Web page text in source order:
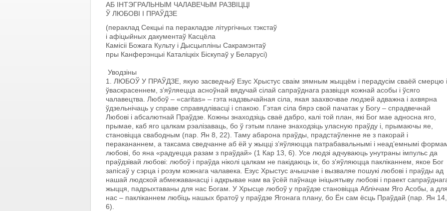
АБ ІНТЭГРАЛЬНЫМ ЧАЛАВЕЧЫМ РАЗВІЦЦІ
Ў ЛЮБОВІ І ПРАЎДЗЕ
(пераклад Секцыі па перакладзе літургічных тэкстаў
і афіцыйных дакументаў Касцёла
Камісіі Божага Культу і Дысцыпліны Сакрамэнтаў
пры Канферэнцыі Каталіцкіх Біскупаў у Беларусі)
Уводзіны
1. ЛЮБОЎ У ПРАЎДЗЕ, якую засведчыў Езус Хрыстус сваім зямным жыццём і перадусім сваёй смерцю і
ўваскрасеннем, з’яўляецца асноўнай вядучай сілай сапраўднага развіцця кожнай асобы i ўсяго
чалавецтва. Любоў – «caritas» – гэта надзвычайная сіла, якая заахвочвае людзей адважна i ахвярна
ўдзельнічаць у справе справядлівасці i спакою. Гэтая сіла бярэ свой пачатак у Богу – спрадвечнай
Любові i абсалютнай Праўдзе. Кожны знаходзіць сваё дабро, калі той план, які Бог мае адносна яго,
прымае, каб яго цалкам рэалізаваць, бо ў гэтым плане знаходзіць уласную праўду і, прымаючы яе,
становіцца свабодным (пар. Ян 8, 22). Таму абарона праўды, прадстаўленне яе з пакорай i
перакананнем, а таксама сведчанне аб ёй у жыцці з’яўляюцца патрабавальнымі i неад’емнымі
любові, бо яна «радуецца разам з праўдай» (1 Кар 13, 6). Усе людзі адчуваюць унутраны імпульс да
праўдзівай любові: любоў і праўда ніколі цалкам не пакідаюць іх, бо з’яўляюцца пакліканнем, якое Бог
запісаў у сэрца i розум кожнага чалавека. Езус Хрыстус ачышчае i вызваляе пошукі любові і праўды ад
нашай людской абмежаванасці i адкрывае нам ва ўсёй паўнаце ініцыятыву любові i праект
жыцця, падрыхтаваны для нас Богам. У Хрысце любоў у праўдзе становіцца Абліччам Яго Асобы, a для
нас – пакліканнем любіць нашых братоў у праўдзе Ягонага плану, бо Ён сам ёсць Праўдай (пар. Ян 14,
6).